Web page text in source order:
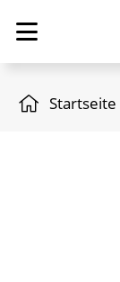
Startseite